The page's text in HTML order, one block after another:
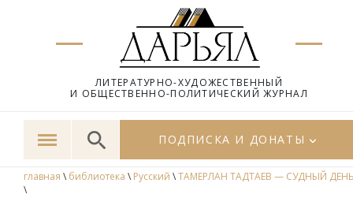
ЛИТЕРАТУРНО-ХУДОЖЕСТВЕННЫЙ
И ОБЩЕСТВЕННО-ПОЛИТИЧЕСКИЙ ЖУРНАЛ
ПОДПИСКА И ДОНАТЫ
главная \ библиотека \ Русский \ТАМЕРЛАН ТАДТАЕВ — СУДНЫЙ
\